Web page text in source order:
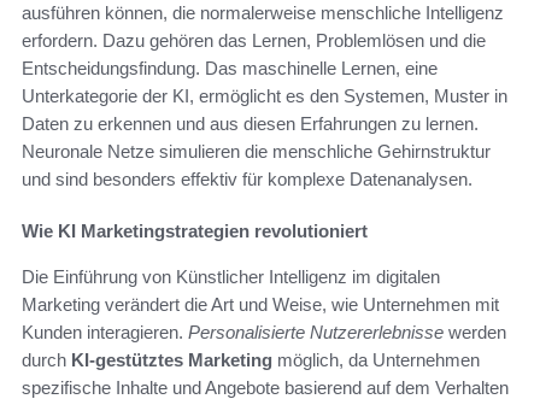
ausführen können, die normalerweise menschliche Intelligenz
erfordern. Dazu gehören das Lernen, Problemlösen und die
Entscheidungsfindung. Das maschinelle Lernen, eine
Unterkategorie der KI, ermöglicht es den Systemen, Muster in
Daten zu erkennen und aus diesen Erfahrungen zu lernen.
Neuronale Netze simulieren die menschliche Gehirnstruktur
und sind besonders effektiv für komplexe Datenanalysen.
Wie KI Marketingstrategien revolutioniert
Die Einführung von Künstlicher Intelligenz im digitalen
Marketing verändert die Art und Weise, wie Unternehmen mit
Kunden interagieren. Personalisierte Nutzererlebnisse werden
durch KI-gestütztes Marketing möglich, da Unternehmen
spezifische Inhalte und Angebote basierend auf dem Verhalten